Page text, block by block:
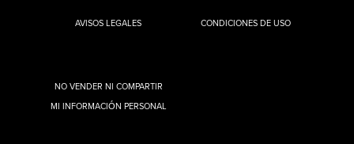
AVISOS LEGALES CONDICIONES DE USO
NO VENDER NI COMPARTIR
MI INFORMACIÓN PERSONAL